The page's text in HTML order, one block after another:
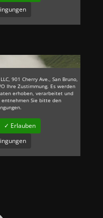
901 Cherry Ave., San Bruno,
Ihre Zustimmung. Es werden
erhoben, verarbeitet und
entnehmen Sie bitte den
✓ Erlauben